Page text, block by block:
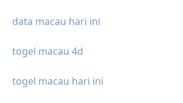
data macau hari ini
togel macau 4d
togel macau hari ini